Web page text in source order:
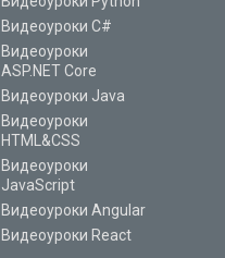
Видеоуроки C#
Видеоуроки
ASP.NET Core
Видеоуроки Java
Видеоуроки
HTML&CSS
Видеоуроки
JavaScript
Видеоуроки Angular
Видеоуроки React